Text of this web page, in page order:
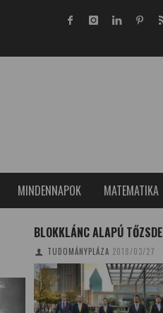
MINDENNAPOK MATEMATIKA
BLOKKLÁNC ALAPÚ TŐZSDE
TUDOMÁNYPLÁZA 2018/03/27